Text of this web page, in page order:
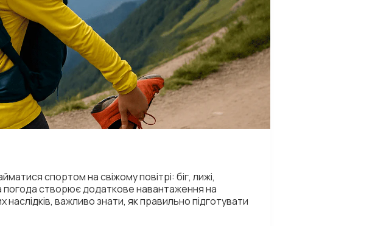
спортом на свіжому повітрі: біг, лижі,
створює додаткове навантаження на
важливо знати, як правильно підготувати